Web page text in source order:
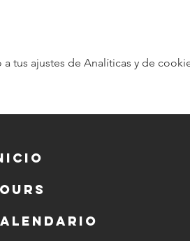
tus ajustes de Analíticas y de